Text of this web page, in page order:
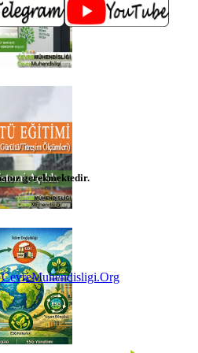
gerekmektedir.
CevreMuhendisligi.Org